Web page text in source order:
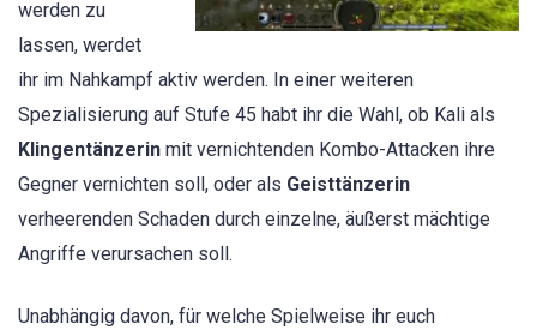
werden zu
lassen, werdet
ihr im Nahkampf aktiv werden. In einer weiteren
Spezialisierung auf Stufe 45 habt ihr die Wahl, ob Kali als
Klingentänzerin mit vernichtenden Kombo-Attacken ihre
Gegner vernichten soll, oder als Geisttänzerin
verheerenden Schaden durch einzelne, äußerst mächtige
Angriffe verursachen soll.
Unabhängig davon, für welche Spielweise ihr euch